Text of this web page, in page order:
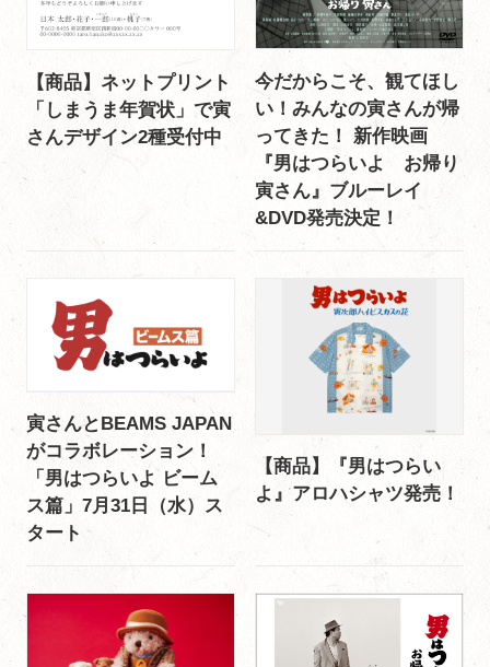
【商品】ネットプリント
「しまうま年賀状」で寅
さんデザイン2種受付中
今だからこそ、観てほし
い！みんなの寅さんが帰
ってきた！ 新作映画
『男はつらいよ お帰り
寅さん』ブルーレイ
&DVD発売決定！
寅さんとBEAMS JAPAN
がコラボレーション！
「男はつらいよ ビーム
ス篇」7月31日（水）ス
タート
【商品】『男はつらい
よ』アロハシャツ発売！